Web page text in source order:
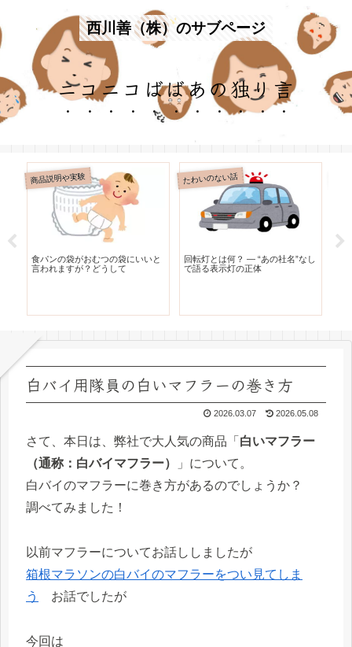
西川善（株）のサブページ
ニコニコばばあの独り言
商品説明や実験
食パンの袋がおむつの袋にいいと
言われますが？どうして
たわいのない話
回転灯とは何？ — “あの社名”なし
で語る表示灯の正体
白バイ用隊員の白いマフラーの巻き方
2026.03.07 2026.05.08
さて、本日は、弊社で大人気の商品「 白いマフラー
（通称：白バイマフラー）
」について。
白バイのマフラーに巻き方があるのでしょうか？
調べてみました！
以前マフラーについてお話ししましたが
箱根マラソンの白バイのマフラーをつい見てしま
う
お話でしたが
今回は